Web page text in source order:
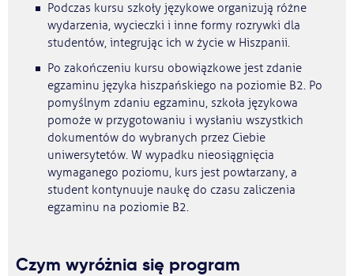
Podczas kursu szkoły językowe organizują różne
wydarzenia, wycieczki i inne formy rozrywki dla
studentów, integrując ich w życie w Hiszpanii.
Po zakończeniu kursu obowiązkowe jest zdanie
egzaminu języka hiszpańskiego na poziomie B2. Po
pomyślnym zdaniu egzaminu, szkoła językowa
pomoże w przygotowaniu i wysłaniu wszystkich
dokumentów do wybranych przez Ciebie
uniwersytetów. W wypadku nieosiągnięcia
wymaganego poziomu, kurs jest powtarzany, a
student kontynuuje naukę do czasu zaliczenia
egzaminu na poziomie B2.
Czym wyróżnia się program